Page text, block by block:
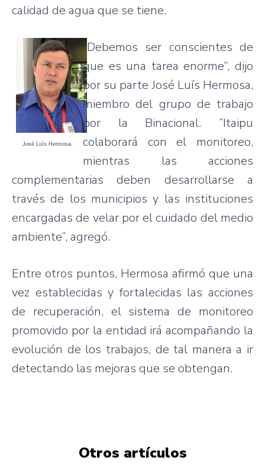
calidad de agua que se tiene.
José Luís Hermosa.
“Debemos ser conscientes de
que es una tarea enorme”, dijo
por su parte José Luís Hermosa,
miembro del grupo de trabajo
por la Binacional. “Itaipu
colaborará con el monitoreo,
mientras las acciones
complementarias deben desarrollarse a
través de los municipios y las instituciones
encargadas de velar por el cuidado del medio
ambiente”, agregó.
Entre otros puntos, Hermosa afirmó que una
vez establecidas y fortalecidas las acciones
de recuperación, el sistema de monitoreo
promovido por la entidad irá acompañando la
evolución de los trabajos, de tal manera a ir
detectando las mejoras que se obtengan.
Otros artículos